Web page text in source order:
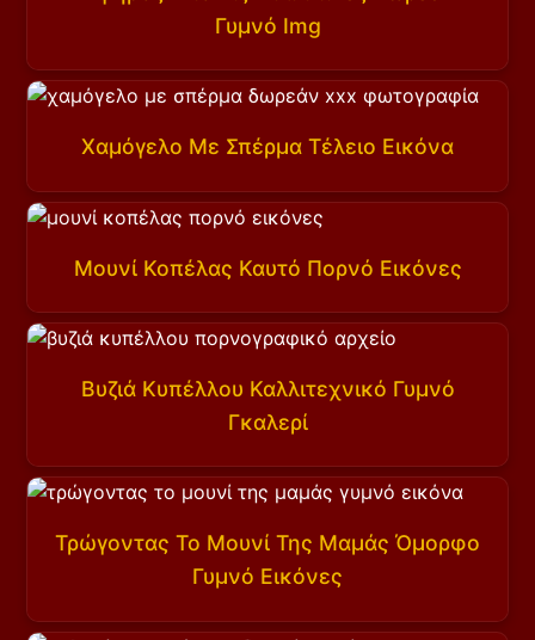
Γυμνό Img
Χαμόγελο Με Σπέρμα Τέλειο Εικόνα
Μουνί Κοπέλας Καυτό Πορνό Εικόνες
Βυζιά Κυπέλλου Καλλιτεχνικό Γυμνό
Γκαλερί
Τρώγοντας Το Μουνί Της Μαμάς Όμορφο
Γυμνό Εικόνες